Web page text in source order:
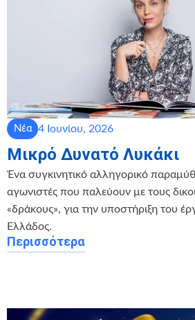
Νέα 4 Ιουνίου, 2026
Μικρό Δυνατό Λυκάκι
Ένα συγκινητικό αλληγορικό
αγωνιστές που παλεύουν με τους
«δράκους», για την υποστήριξη του
Ελλάδος.
Περισσότερα